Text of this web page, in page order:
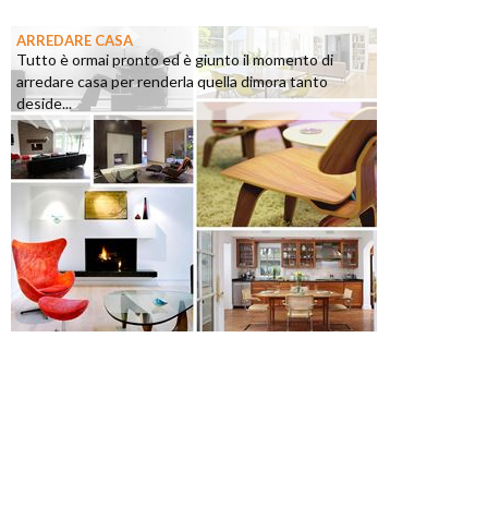
ARREDARE CASA
Tutto è ormai pronto ed è giunto il momento di
arredare casa per renderla quella dimora tanto
deside...